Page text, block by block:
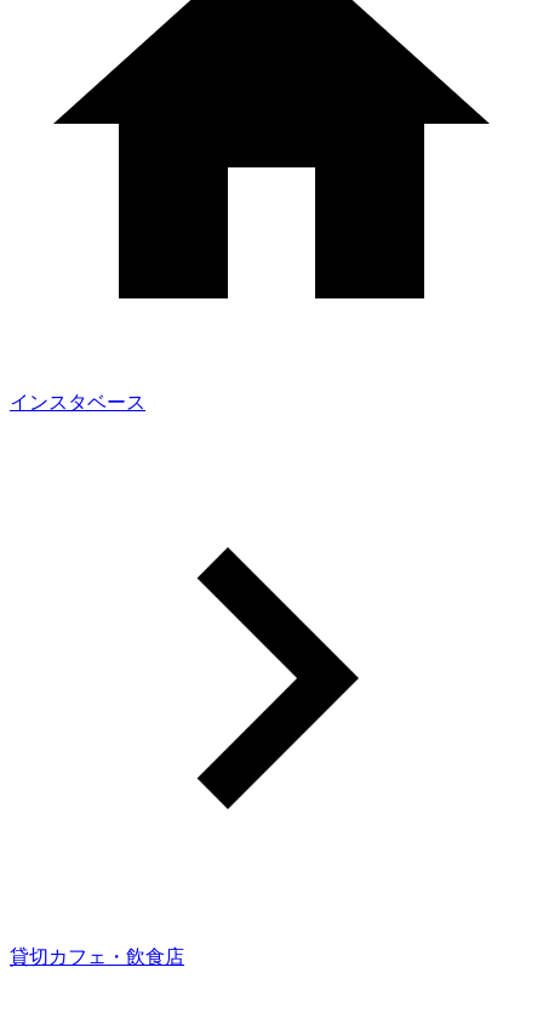
インスタベース
貸切カフェ・飲食店